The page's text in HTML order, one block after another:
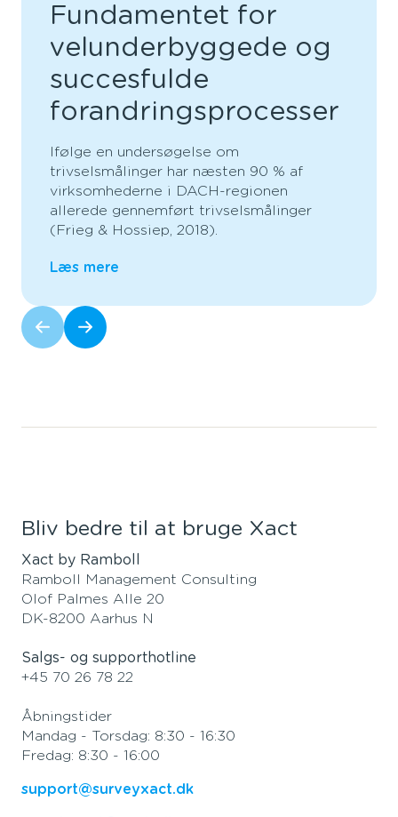
Fundamentet for
velunderbyggede og
succesfulde
forandringsprocesser
Ifølge en undersøgelse om
trivselsmålinger har næsten 90 % af
virksomhederne i DACH-regionen
allerede gennemført trivselsmålinger
(Frieg & Hossiep, 2018).
Læs mere
Bliv bedre til at bruge Xact
Xact by Ramboll
Ramboll Management Consulting
Olof Palmes Alle 20
DK-8200 Aarhus N
Salgs- og supporthotline
+45 70 26 78 22
Åbningstider
Mandag - Torsdag: 8:30 - 16:30
Fredag: 8:30 - 16:00
support@surveyxact.dk